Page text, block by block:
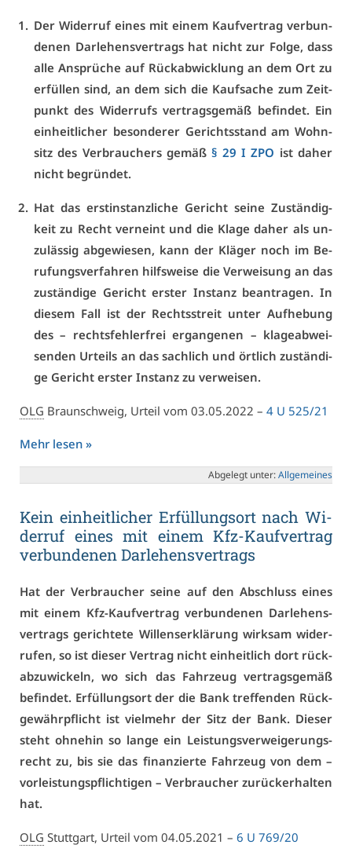
Der Wi­der­ruf ei­nes mit ei­nem Kauf­ver­trag ver­bun­
de­nen Dar­le­hens­ver­trags hat nicht zur Fol­ge, dass
al­le An­sprü­che auf Rück­ab­wick­lung an dem Ort zu
er­fül­len sind, an dem sich die Kauf­sa­che zum Zeit­
punkt des Wi­der­rufs ver­trags­ge­mäß be­fin­det. Ein
ein­heit­li­cher be­son­de­rer Ge­richts­stand am Wohn­
sitz des Ver­brau­chers ge­mäß§ 29 I ZPO ist da­her
nicht be­grün­det.
Hat das erst­in­stanz­li­che Ge­richt sei­ne Zu­stän­dig­
keit zu Recht ver­neint und die Kla­ge da­her als un­
zu­läs­sig ab­ge­wie­sen, kann der Klä­ger noch im Be­
ru­fungs­ver­fah­ren hilfs­wei­se die Ver­wei­sung an das
zu­stän­di­ge Ge­richt ers­ter In­stanz be­an­tra­gen. In
die­sem Fall ist der Rechts­streit un­ter Auf­he­bung
des – rechts­feh­ler­frei er­gan­ge­nen – kla­ge­ab­wei­
sen­den Ur­teils an das sach­lich und ört­lich zu­stän­di­
ge Ge­richt ers­ter In­stanz zu ver­wei­sen.
OLG Braun­schweig, Ur­teil vom 03.05.2022 – 4 U 525/21
Mehr le­sen »
Ab­ge­legt un­ter:All­ge­mei­nes
Kein ein­heit­li­cher Er­fül­lungs­ort nach Wi­
der­ruf ei­nes mit ei­nem Kfz-Kauf­ver­trag
ver­bun­de­nen Dar­le­hens­ver­trags
Hat der Ver­brau­cher sei­ne auf den Ab­schluss ei­nes
mit ei­nem Kfz-Kauf­ver­trag ver­bun­de­nen Dar­le­hens­
ver­trags ge­rich­te­te Wil­lens­er­klä­rung wirk­sam wi­der­
ru­fen, so ist die­ser Ver­trag nicht ein­heit­lich dort rück­
ab­zu­wi­ckeln, wo sich das Fahr­zeug ver­trags­ge­mäß
be­fin­det. Er­fül­lungs­ort der die Bank tref­fen­den Rück­
ge­währ­pflicht ist viel­mehr der Sitz der Bank. Die­ser
steht oh­ne­hin so lan­ge ein Leis­tungs­ver­wei­ge­rungs­
recht zu, bis sie das fi­nan­zier­te Fahr­zeug von dem –
vor­leis­tungs­pflich­ti­gen – Ver­brau­cher zu­rück­er­hal­ten
hat.
OLG Stutt­gart, Ur­teil vom 04.05.2021 – 6 U 769/20